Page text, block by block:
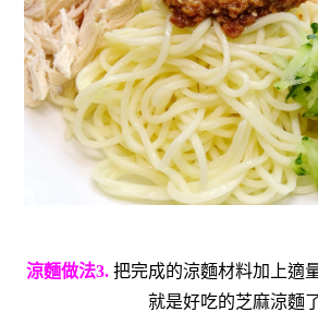
涼麵做法3. 把完成的涼麵材料加上適
就是好吃的芝麻涼麵